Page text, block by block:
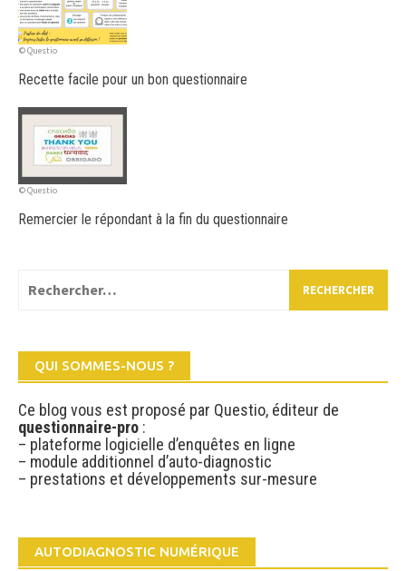
© Questio
Recette facile pour un bon questionnaire
© Questio
Remercier le répondant à la fin du questionnaire
QUI SOMMES-NOUS ?
Ce blog vous est proposé par Questio, éditeur de
questionnaire-pro :
– plateforme logicielle d’enquêtes en ligne
– module additionnel d’auto-diagnostic
– prestations et développements sur-mesure
AUTODIAGNOSTIC NUMÉRIQUE